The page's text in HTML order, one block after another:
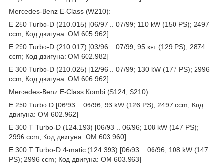
Mercedes-Benz E-Class (W210):
E 250 Turbo-D (210.015) [06/97 .. 07/99; 110 kW (150 PS); 2497
ccm; Код двигуна: OM 605.962]
E 290 Turbo-D (210.017) [03/96 .. 07/99; 95 квт (129 PS); 2874
ccm; Код двигуна: OM 602.982]
E 300 Turbo-D (210.025) [12/96 .. 07/99; 130 kW (177 PS); 2996
ccm; Код двигуна: OM 606.962]
Mercedes-Benz E-Class Kombi (S124, S210):
E 250 Turbo D [06/93 .. 06/96; 93 kW (126 PS); 2497 ccm; Код
двигуна: OM 602.962]
E 300 T Turbo-D (124.193) [06/93 .. 06/96; 108 kW (147 PS);
2996 ccm; Код двигуна: OM 603.960]
E 300 T Turbo-D 4-matic (124.393) [06/93 .. 06/96; 108 kW (147
PS); 2996 ccm; Код двигуна: OM 603.963]